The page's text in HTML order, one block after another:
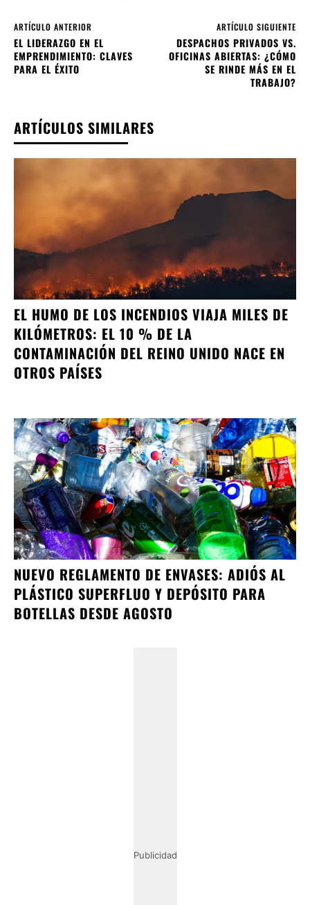
ARTÍCULO ANTERIOR
EL LIDERAZGO EN EL
EMPRENDIMIENTO: CLAVES
PARA EL ÉXITO
ARTÍCULO SIGUIENTE
DESPACHOS PRIVADOS VS.
OFICINAS ABIERTAS: ¿CÓMO
SE RINDE MÁS EN EL
TRABAJO?
ARTÍCULOS SIMILARES
EL HUMO DE LOS INCENDIOS VIAJA MILES DE
KILÓMETROS: EL 10 % DE LA
CONTAMINACIÓN DEL REINO UNIDO NACE EN
OTROS PAÍSES
NUEVO REGLAMENTO DE ENVASES: ADIÓS AL
PLÁSTICO SUPERFLUO Y DEPÓSITO PARA
BOTELLAS DESDE AGOSTO
Publicidad